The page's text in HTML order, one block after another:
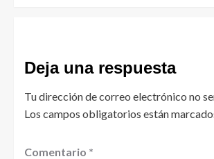
Deja una respuesta
Tu dirección de correo electrónico no
Los campos obligatorios están
Comentario *